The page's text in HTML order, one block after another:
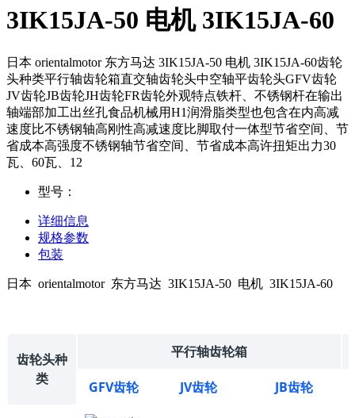
3IK15JA-50 电机 3IK15JA-60
日本 orientalmotor 东方马达 3IK15JA-50 电机 3IK15JA-60齿轮
头种类平行轴齿轮箱直交轴齿轮头中空轴平齿轮头GFV齿轮
JV齿轮JB齿轮JH齿轮FR齿轮外观特点铁杆、不锈钢杆在输出
轴端部加工出丝孔食品机械用H1润滑脂类型也包含在内高减
速度比不锈钢轴高刚性高减速度比脚取付一体型节省空间、节
省成本高强度不锈钢轴节省空间、节省成本高许扭矩出力30
瓦、60瓦、12
型号：
详细信息
规格参数
包装
日本 orientalmotor 东方马达 3IK15JA-50 电机 3IK15JA-60
齿轮头种
类
平行轴齿轮箱
GFV齿轮 JV齿轮 JB齿轮